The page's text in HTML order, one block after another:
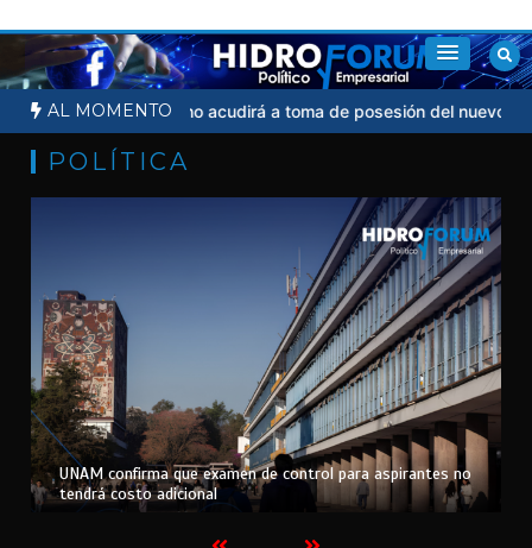
al
contenido
AL MOMENTO
Sheinbaum no acudirá a toma de posesión del nuevo
POLÍTICA
UNAM confirma que examen de control para aspirantes no
tendrá costo adicional